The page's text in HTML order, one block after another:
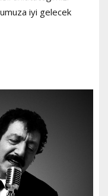
iyi gelecek